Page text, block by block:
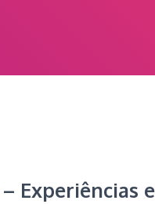
Experiências e